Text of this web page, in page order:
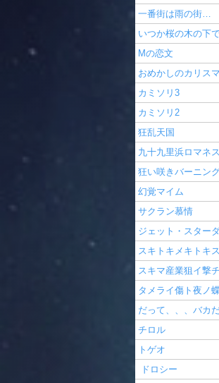
一番街は雨の街…
いつか桜の木の下
Mの恋文
おめかしのカリスマ
カミソリ3
カミソリ2
狂乱天国
九十九里浜ロマネ
狂い咲きバーニン
幻覚マイム
サクラン慕情
ジェット・スター
スキトキメキトキス
スキマ産業狙イ撃チ
タメライ傷ト夜ノ蝶
だって、、、バカ
チロル
トゲオ
ドロシー